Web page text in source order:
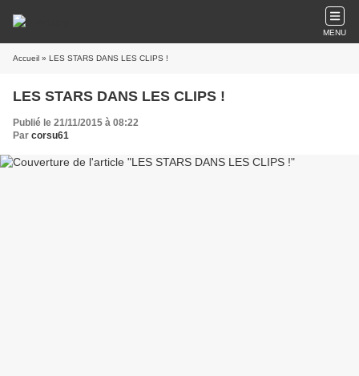
MENU
Accueil » LES STARS DANS LES CLIPS !
LES STARS DANS LES CLIPS !
Publié le 21/11/2015 à 08:22
Par corsu61